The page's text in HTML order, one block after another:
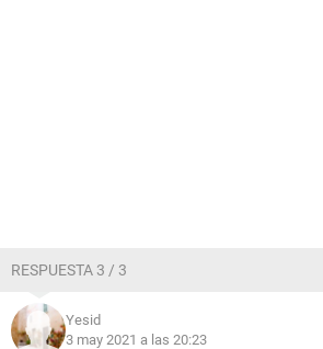
RESPUESTA 3 / 3
Yesid
3 may 2021 a las 20:23